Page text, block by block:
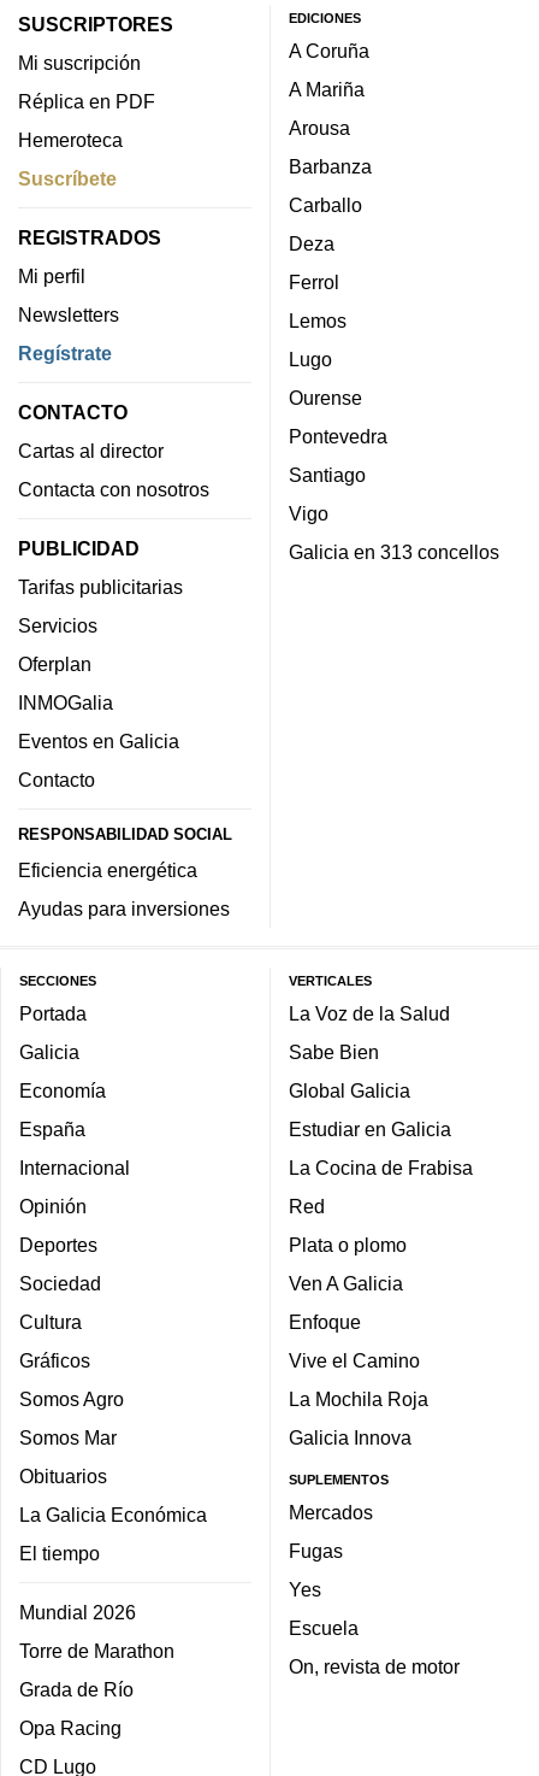
SUSCRIPTORES
Mi suscripción
Réplica en PDF
Hemeroteca
Suscríbete
REGISTRADOS
Mi perfil
Newsletters
Regístrate
CONTACTO
Cartas al director
Contacta con nosotros
PUBLICIDAD
Tarifas publicitarias
Servicios
Oferplan
INMOGalia
Eventos en Galicia
Contacto
RESPONSABILIDAD SOCIAL
Eficiencia energética
Ayudas para inversiones
EDICIONES
A Coruña
A Mariña
Arousa
Barbanza
Carballo
Deza
Ferrol
Lemos
Lugo
Ourense
Pontevedra
Santiago
Vigo
Galicia en 313 concellos
SECCIONES
Portada
Galicia
Economía
España
Internacional
Opinión
Deportes
Sociedad
Cultura
Gráficos
Somos Agro
Somos Mar
Obituarios
La Galicia Económica
El tiempo
Mundial 2026
Torre de Marathon
Grada de Río
Opa Racing
CD Lugo
VERTICALES
La Voz de la Salud
Sabe Bien
Global Galicia
Estudiar en Galicia
La Cocina de Frabisa
Red
Plata o plomo
Ven A Galicia
Enfoque
Vive el Camino
La Mochila Roja
Galicia Innova
SUPLEMENTOS
Mercados
Fugas
Yes
Escuela
On, revista de motor